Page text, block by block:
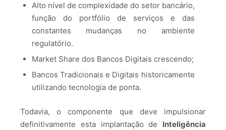
Alto nível de complexidade do setor bancário,
função do portfólio de serviços e das
constantes mudanças no ambiente
regulatório.
Market Share dos Bancos Digitais crescendo;
Bancos Tradicionais e Digitais historicamente
utilizando tecnologia de ponta.
Todavia, o componente que deve impulsionar
definitivamente esta implantação de Inteligência